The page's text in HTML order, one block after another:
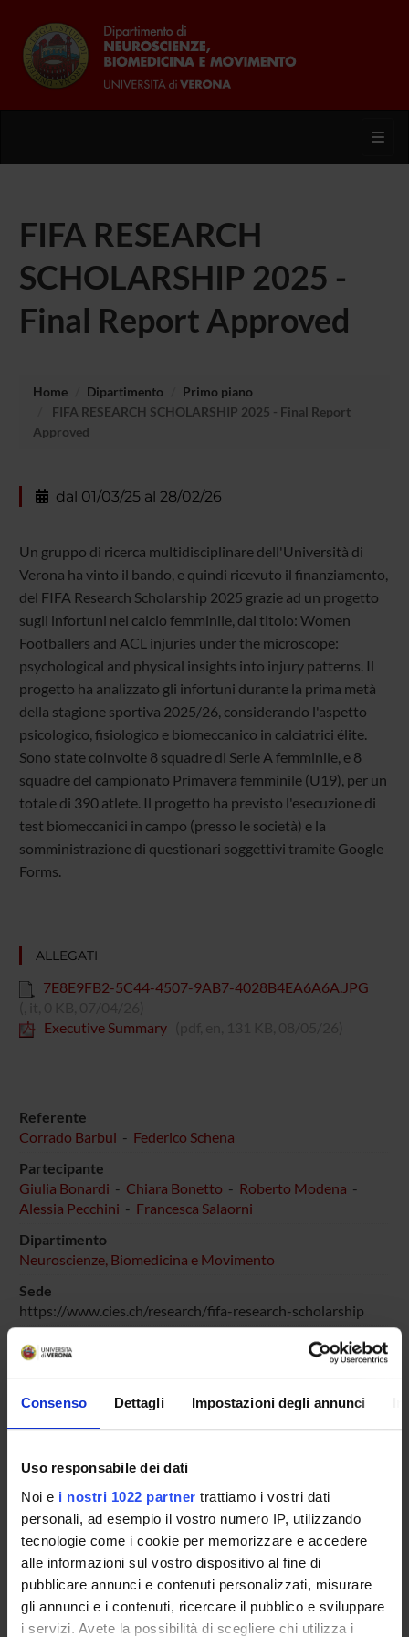
Consenso Dettagli Impostazioni degli annunci
Uso responsabile dei dati
Noi e i nostri 1022 partner trattiamo i vostri dati
personali, ad esempio il vostro numero IP, utilizzando
tecnologie come i cookie per memorizzare e accedere
alle informazioni sul vostro dispositivo al fine di
pubblicare annunci e contenuti personalizzati, misurare
gli annunci e i contenuti, ricercare il pubblico e sviluppare
i servizi. Avete la possibilità di scegliere chi utilizza i
FIFA RESEARCH
SCHOLARSHIP 2025 -
Final Report Approved
Home Dipartimento
Primo piano
FIFA RESEARCH SCHOLARSHIP 2025 - Final Report
Approved
dal 01/03/25 al 28/02/26
Un gruppo di ricerca multidisciplinare dell'Università di
Verona ha vinto il bando, e quindi ricevuto il finanziamento,
del FIFA Research Scholarship 2025 grazie ad un progetto
sugli infortuni nel calcio femminile, dal titolo: Women
Footballers and ACL injuries under the microscope:
psychological and physical insights into injury patterns. Il
progetto ha analizzato gli infortuni durante la prima metà
della stagione sportiva 2025/26, considerando l'aspetto
psicologico, fisiologico e biomeccanico in calciatrici élite.
Sono state coinvolte 8 squadre di Serie A femminile, e 8
squadre del campionato Primavera femminile (U19), per un
totale di 390 atlete. Il progetto ha previsto l'esecuzione di
test biomeccanici in campo (presso le società) e la
somministrazione di questionari soggettivi tramite Google
Forms.
ALLEGATI
7E8E9FB2-5C44-4507-9AB7-4028B4EA6A6A.JPG
Executive Summary
Referente
Corrado Barbui - Federico Schena
Partecipante
Giulia Bonardi - Chiara Bonetto - Roberto Modena -
Alessia Pecchini - Francesca Salaorni
Dipartimento
Neuroscienze, Biomedicina e Movimento
Sede
https://www.cies.ch/research/fifa-research-scholarship
Numero di giornate
365
I modelli tradizionali di prevenzione degli infortuni si sono
concentrati sui fattori di rischio biomeccanici, trascurando
colma tale lacuna attuando la prima indagine su larga scala,
multidimensionale che integra analisi biomeccanica, salute
del pavimento pelvico, variabili legate al ciclo mestruale,
profilazione psicologica, sorveglianza prospettica degli
infortuni nel calcio femminile d'élite e giovanile in Italia.
Destinatari
Professionisti/Professioniste